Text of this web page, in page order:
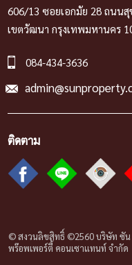
606/13 ซอยเอกมัย 28 ถนน
เขตวัฒนา กรุงเทพมหานคร
084-434-3636
ติดตาม
© สงวนลิขสิทธิ์ ©2560 บริษัท ซัน
พร๊อพเพอร์ตี้ คอนเซาแทนท์ จํากัด